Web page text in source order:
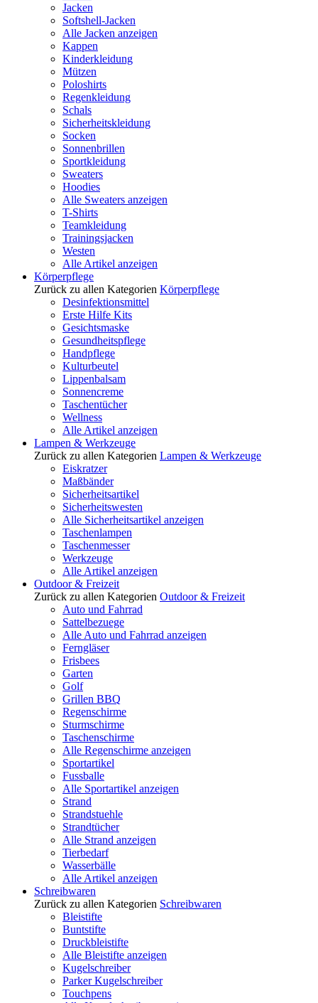
Jacken
Softshell-Jacken
Alle Jacken anzeigen
Kappen
Kinderkleidung
Mützen
Poloshirts
Regenkleidung
Schals
Sicherheitskleidung
Socken
Sonnenbrillen
Sportkleidung
Sweaters
Hoodies
Alle Sweaters anzeigen
T-Shirts
Teamkleidung
Trainingsjacken
Westen
Alle Artikel anzeigen
Körperpflege
Zurück zu allen Kategorien Körperpflege
Desinfektionsmittel
Erste Hilfe Kits
Gesichtsmaske
Gesundheitspflege
Handpflege
Kulturbeutel
Lippenbalsam
Sonnencreme
Taschentücher
Wellness
Alle Artikel anzeigen
Lampen & Werkzeuge
Zurück zu allen Kategorien Lampen & Werkzeuge
Eiskratzer
Maßbänder
Sicherheitsartikel
Sicherheitswesten
Alle Sicherheitsartikel anzeigen
Taschenlampen
Taschenmesser
Werkzeuge
Alle Artikel anzeigen
Outdoor & Freizeit
Zurück zu allen Kategorien Outdoor & Freizeit
Auto und Fahrrad
Sattelbezuege
Alle Auto und Fahrrad anzeigen
Ferngläser
Frisbees
Garten
Golf
Grillen BBQ
Regenschirme
Sturmschirme
Taschenschirme
Alle Regenschirme anzeigen
Sportartikel
Fussballe
Alle Sportartikel anzeigen
Strand
Strandstuehle
Strandtücher
Alle Strand anzeigen
Tierbedarf
Wasserbälle
Alle Artikel anzeigen
Schreibwaren
Zurück zu allen Kategorien Schreibwaren
Bleistifte
Buntstifte
Druckbleistifte
Alle Bleistifte anzeigen
Kugelschreiber
Parker Kugelschreiber
Touchpens